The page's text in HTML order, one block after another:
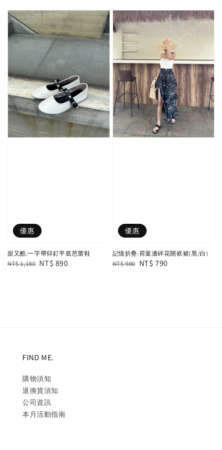
優惠
甜又酷:一字帶卯釘平底芭蕾鞋
Regular
NT$ 1,180 Sale
NT$ 890
優惠
記憶折疊:荷葉邊碎花開衩裙(黑/白)
Regular
NT$ 980 Sale
NT$ 790
FIND ME.
購物須知
退換貨須知
公司資訊
本月活動指南